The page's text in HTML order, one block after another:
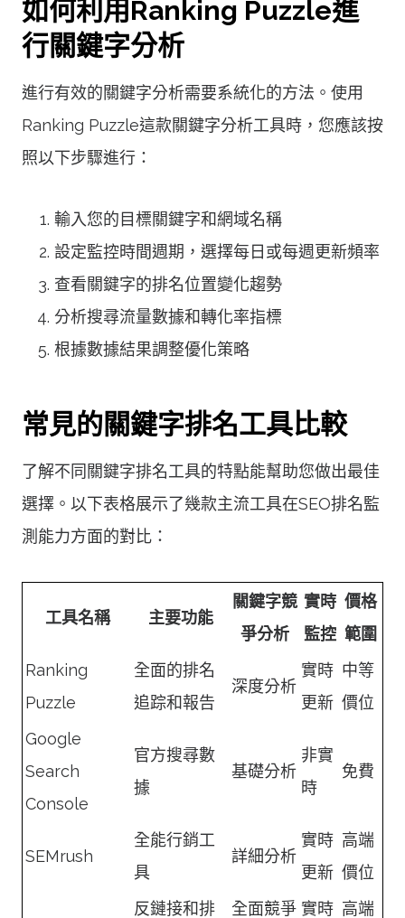
如何利用Ranking Puzzle進
行關鍵字分析
進行有效的關鍵字分析需要系統化的方法。使用
Ranking Puzzle這款關鍵字分析工具時，您應該按
照以下步驟進行：
輸入您的目標關鍵字和網域名稱
設定監控時間週期，選擇每日或每週更新頻率
查看關鍵字的排名位置變化趨勢
分析搜尋流量數據和轉化率指標
根據數據結果調整優化策略
常見的關鍵字排名工具比較
了解不同關鍵字排名工具的特點能幫助您做出最佳
選擇。以下表格展示了幾款主流工具在SEO排名監
測能力方面的對比：
工具名稱 主要功能
關鍵字競
爭分析
實時
監控
價格
範圍
Ranking
Puzzle
全面的排名
追踪和報告
深度分析
實時
更新
中等
價位
Google
Search
Console
官方搜尋數
據
基礎分析
非實
時
免費
SEMrush
全能行銷工
具
詳細分析
實時
更新
高端
價位
反鏈接和排 全面競爭 實時 高端